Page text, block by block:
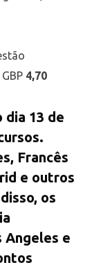
GBP 4,70
13 de
Francês
e outros
os
Angeles e